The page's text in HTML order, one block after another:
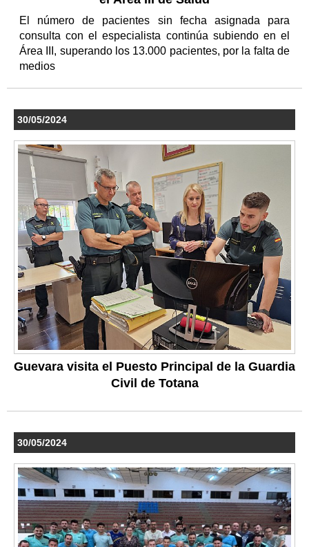
El número de pacientes sin fecha asignada para
consulta con el especialista continúa subiendo en el
Área III, superando los 13.000 pacientes, por la falta de
medios
30/05/2024
Guevara visita el Puesto Principal de la Guardia
Civil de Totana
30/05/2024